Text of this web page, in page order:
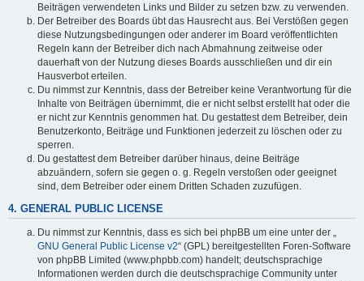
Beiträgen verwendeten Links und Bilder zu setzen bzw. zu verwenden.
Der Betreiber des Boards übt das Hausrecht aus. Bei Verstößen gegen
diese Nutzungsbedingungen oder anderer im Board veröffentlichten
Regeln kann der Betreiber dich nach Abmahnung zeitweise oder
dauerhaft von der Nutzung dieses Boards ausschließen und dir ein
Hausverbot erteilen.
Du nimmst zur Kenntnis, dass der Betreiber keine Verantwortung für die
Inhalte von Beiträgen übernimmt, die er nicht selbst erstellt hat oder die
er nicht zur Kenntnis genommen hat. Du gestattest dem Betreiber, dein
Benutzerkonto, Beiträge und Funktionen jederzeit zu löschen oder zu
sperren.
Du gestattest dem Betreiber darüber hinaus, deine Beiträge
abzuändern, sofern sie gegen o. g. Regeln verstoßen oder geeignet
sind, dem Betreiber oder einem Dritten Schaden zuzufügen.
4. GENERAL PUBLIC LICENSE
Du nimmst zur Kenntnis, dass es sich bei phpBB um eine unter der „
GNU General Public License v2“ (GPL) bereitgestellten Foren-Software
von phpBB Limited (www.phpbb.com) handelt; deutschsprachige
Informationen werden durch die deutschsprachige Community unter